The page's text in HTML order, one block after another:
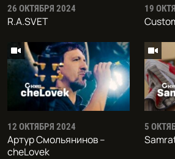
26 ОКТЯБРЯ 2024
R.A.SVET
19
12 ОКТЯБРЯ 2024
Артур Смольянинов –
cheLovek
5